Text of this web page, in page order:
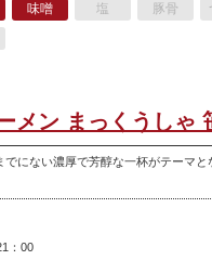
味噌 塩 豚骨
メン まっくうしゃ
でにない濃厚で芳醇な一杯がテーマ
：00